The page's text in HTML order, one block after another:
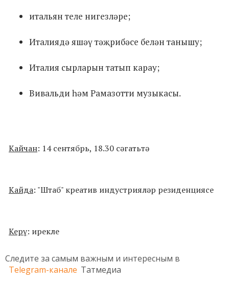
итальян теле нигезләре;
Италиядә яшәү тәҗрибәсе белән танышу;
Италия сырларын татып карау;
Вивальди һәм Рамазотти музыкасы.
Кайчан: 14 сентябрь, 18.30 сәгатьтә
Кайда: "Штаб" креатив индустрияләр резиденциясе
Керү: ирекле
Следите за самым важным и интересным в
Telegram-канале Татмедиа